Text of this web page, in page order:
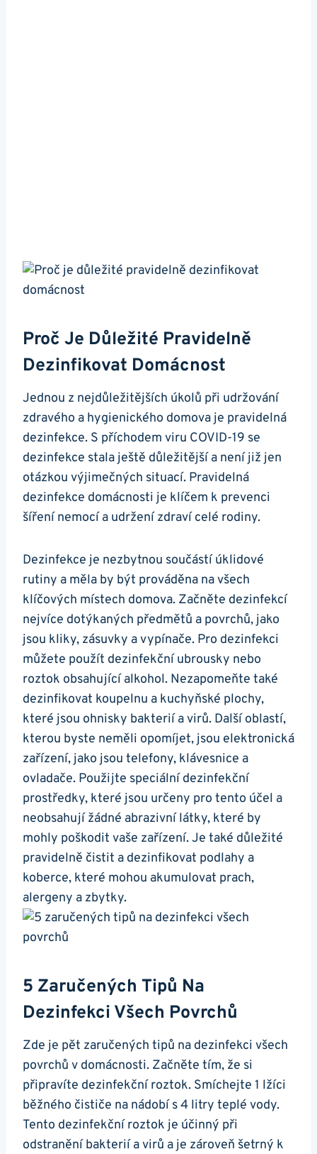
Proč Je Důležité Pravidelně
Dezinfikovat Domácnost
Jednou z nejdůležitějších úkolů při udržování
zdravého a hygienického domova je pravidelná
dezinfekce. S příchodem viru COVID-19 se
dezinfekce stala ještě důležitější a není již jen
otázkou výjimečných situací. Pravidelná
dezinfekce domácnosti je klíčem k prevenci
šíření nemocí a udržení zdraví celé rodiny.
Dezinfekce je nezbytnou součástí úklidové
rutiny a měla by být prováděna na všech
klíčových místech domova. Začněte dezinfekcí
nejvíce dotýkaných předmětů a povrchů, jako
jsou kliky, zásuvky a vypínače. Pro dezinfekci
můžete použít dezinfekční ubrousky nebo
roztok obsahující alkohol. Nezapomeňte také
dezinfikovat koupelnu a kuchyňské plochy,
které jsou ohnisky bakterií a virů. Další oblastí,
kterou byste neměli opomíjet, jsou elektronická
zařízení, jako jsou telefony, klávesnice a
ovladače. Použijte speciální dezinfekční
prostředky, které jsou určeny pro tento účel a
neobsahují žádné abrazivní látky, které by
mohly poškodit vaše zařízení. Je také důležité
pravidelně čistit a dezinfikovat podlahy a
koberce, které mohou akumulovat prach,
alergeny a zbytky.
5 Zaručených Tipů Na
Dezinfekci Všech Povrchů
Zde je pět zaručených tipů na dezinfekci všech
povrchů v domácnosti. Začněte tím, že si
připravíte dezinfekční roztok. Smíchejte 1 lžíci
běžného čističe na nádobí s 4 litry teplé vody.
Tento dezinfekční roztok je účinný při
odstranění bakterií a virů a je zároveň šetrný k